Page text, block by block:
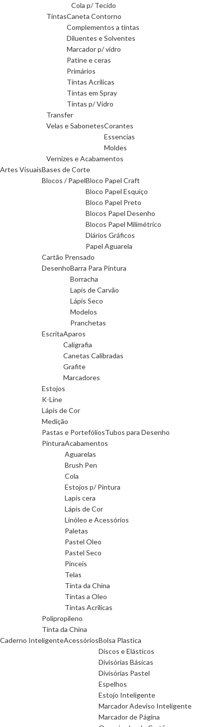
Cola p/ Tecido
TintasCaneta Contorno
Complementos a tintas
Diluentes e Solventes
Marcador p/ vidro
Patine e ceras
Primários
Tintas Acrilicas
Tintas em Spray
Tintas p/ Vidro
Transfer
Velas e SabonetesCorantes
Essencias
Moldes
Vernizes e Acabamentos
Artes VisuaisBases de Corte
Blocos / PapelBloco Papel Craft
Bloco Papel Esquiço
Bloco Papel Preto
Blocos Papel Desenho
Blocos Papel Milimétrico
Diários Gráficos
Papel Aguarela
Cartão Prensado
DesenhoBarra Para Pintura
Borracha
Lapis de Carvão
Lápis Seco
Modelos
Pranchetas
EscritaAparos
Caligrafia
Canetas Calibradas
Grafite
Marcadores
Estojos
K-Line
Lápis de Cor
Medição
Pastas e PortefóliosTubos para Desenho
PinturaAcabamentos
Aguarelas
Brush Pen
Cola
Estojos p/ Pintura
Lapis cera
Lápis de Cor
Linóleo e Acessórios
Paletas
Pastel Oleo
Pastel Seco
Pinceis
Telas
Tinta da China
Tintas a Oleo
Tintas Acrilicas
Polipropileno
Tinta da China
Caderno InteligenteAcessóriosBolsa Plastica
Discos e Elásticos
Divisórias Básicas
Divisórias Pastel
Espelhos
Estojo Inteligente
Marcador Adeviso Inteligente
Marcador de Página